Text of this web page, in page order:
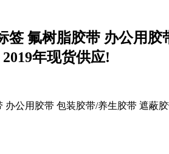
签 氟树脂胶带 办公用
年现货供应!
公用胶带 包装胶带/养生胶带 遮蔽